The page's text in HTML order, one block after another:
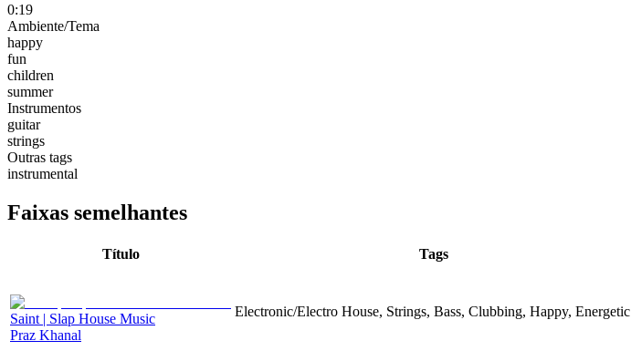
0:19
Ambiente/Tema
happy
fun
children
summer
Instrumentos
guitar
strings
Outras tags
instrumental
Faixas semelhantes
Título Tags
Saint | Slap House Music
Praz Khanal
Electronic/Electro House, Strings, Bass, Clubbing, Happy, Energetic